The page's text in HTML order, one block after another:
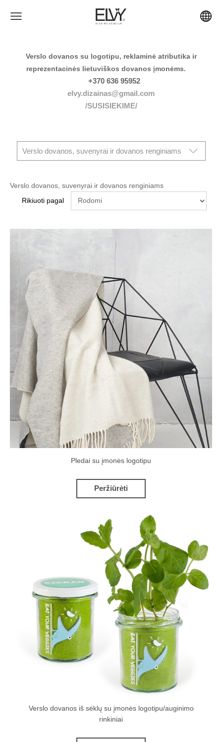
Verslo dovanos su logotipu, reklaminė atributika ir
reprezentacinės lietuviškos dovanos įmonėms.
+370 636 95952
elvy.dizainas@gmail.com
/SUSISIEKIME/
Verslo dovanos, suvenyrai ir dovanos renginiams
Verslo dovanos, suvenyrai ir dovanos renginiams
Rikiuoti pagal
Pledai su įmonės logotipu
Peržiūrėti
Verslo dovanos iš sėklų su įmonės logotipu/auginimo
rinkiniai